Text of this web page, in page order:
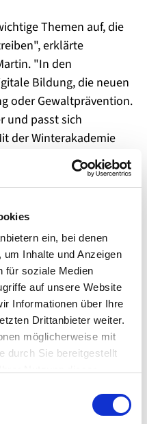
ein, bei denen
Inhalte und Anzeigen
für soziale Medien
auf unsere Website
Informationen über Ihre
Drittanbieter weiter.
möglicherweise mit
durch Sie bereitgestellt
der
dienen, benötigen wir Ihre
Themen auf, die
erklärte
"In den
Bildung, die neuen
oder Gewaltprävention.
und passt sich
der Winterakademie
und Lehrer und
und Tipps, wie sie
Winterakademie mit
Fluch oder Segen?".
und Lehrer
integrieren können.
darum, wie Geschichte
Ein anderer
zu den
Nationen an.
wie
mit Problemen in